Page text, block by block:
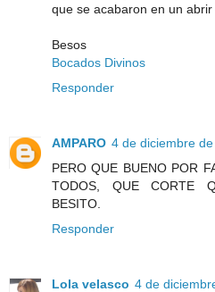
que se acabaron en un
Besos
Bocados Divinos
Responder
AMPARO 4 de diciembre
PERO QUE BUENO POR
TODOS, QUE CORTE
BESITO.
Responder
Lola velasco 4 de